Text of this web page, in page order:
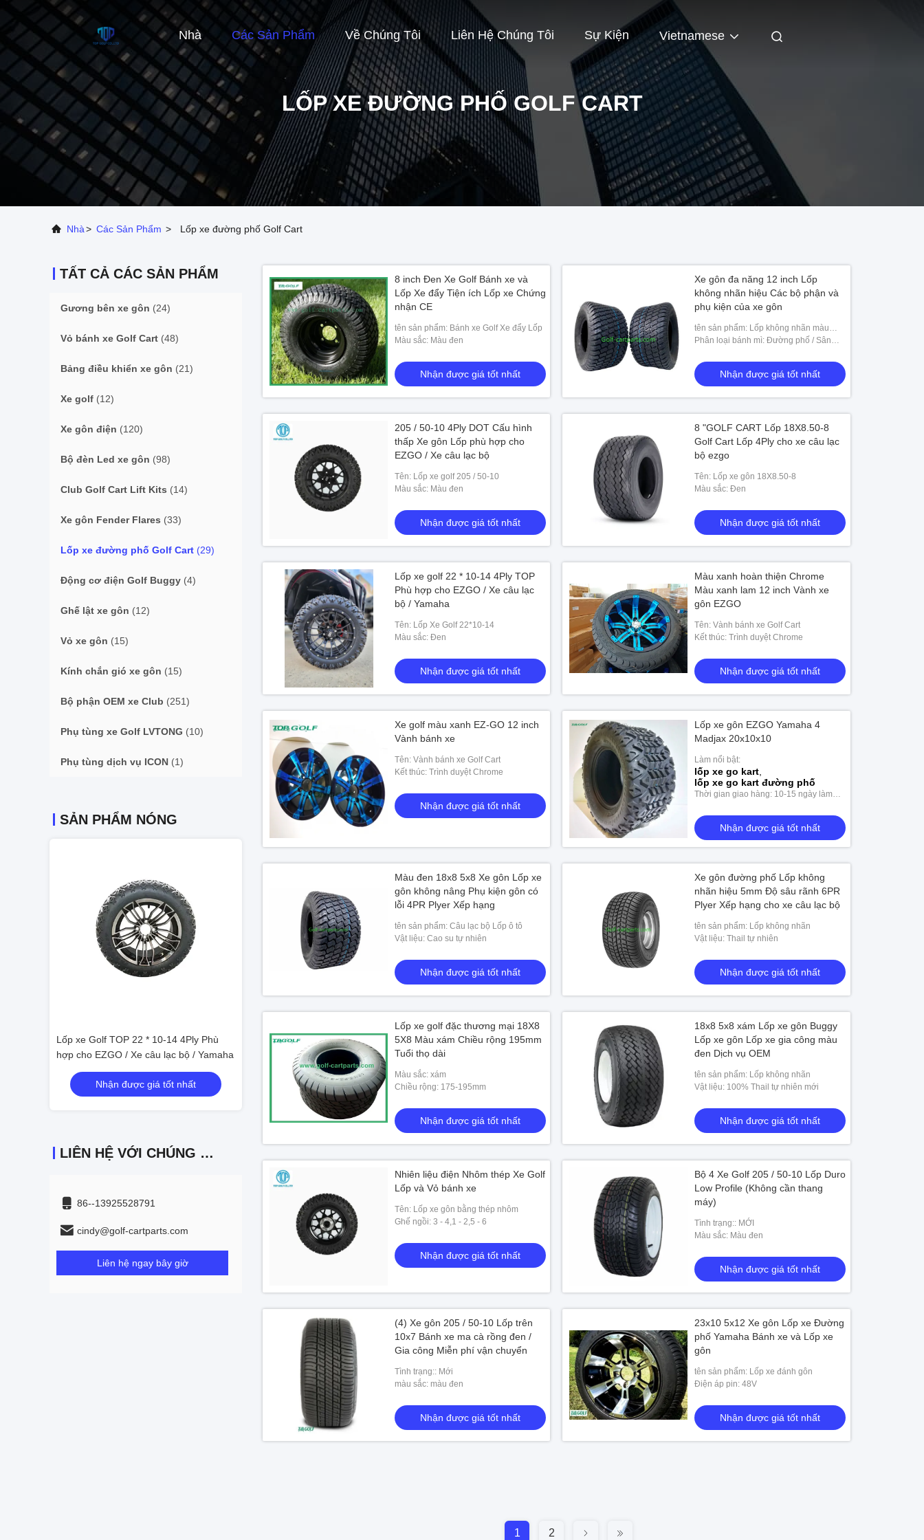
Nhà Các Sản Phẩm Về Chúng Tôi Liên Hệ Chúng Tôi Sự Kiện Vietnamese
LỐP XE ĐƯỜNG PHỐ GOLF CART
Nhà> Các Sản Phẩm > Lốp xe đường phố Golf Cart
TẤT CẢ CÁC SẢN PHẨM
Gương bên xe gôn (24)
Vỏ bánh xe Golf Cart (48)
Bảng điều khiển xe gôn (21)
Xe golf (12)
Xe gôn điện (120)
Bộ đèn Led xe gôn (98)
Club Golf Cart Lift Kits (14)
Xe gôn Fender Flares (33)
Lốp xe đường phố Golf Cart (29)
Động cơ điện Golf Buggy (4)
Ghế lật xe gôn (12)
Vỏ xe gôn (15)
Kính chắn gió xe gôn (15)
Bộ phận OEM xe Club (251)
Phụ tùng xe Golf LVTONG (10)
Phụ tùng dịch vụ ICON (1)
SẢN PHẨM NÓNG
Black TOP Golf Cart Tire 22x10-14
Wheel Kit 14x7 Alu Rim
Nhận được giá tốt nhất
Lốp xe Golf TOP 22 * ​​10-14 4Ply Phù
hợp cho EZGO / Xe câu lạc bộ / Yamaha
Nhận được giá tốt nhất
Black TOP Golf Cart Tire 22x10-14
Wheel Kit 14x7 Alu Rim
Nhận được giá tốt nhất
LIÊN HỆ VỚI CHÚNG TÔI
86--13925528791
cindy@golf-cartparts.com
Liên hệ ngay bây giờ
8 inch Đen Xe Golf Bánh xe và
Lốp Xe đẩy Tiện ích Lốp xe Chứng
nhận CE
tên sản phẩm: Bánh xe Golf Xe đẩy Lốp
Màu sắc: Màu đen
Nhận được giá tốt nhất
Xe gôn đa năng 12 inch Lốp
không nhãn hiệu Các bộ phận và
phụ kiện của xe gôn
tên sản phẩm: Lốp không nhãn màu
xám
Phân loại bánh mì: Đường phố / Sân
Nhận được giá tốt nhất
205 / 50-10 4Ply DOT Cấu hình
thấp Xe gôn Lốp phù hợp cho
EZGO / Xe câu lạc bộ
Tên: Lốp xe golf 205 / 50-10
Màu sắc: Màu đen
Nhận được giá tốt nhất
8 "GOLF CART Lốp 18X8.50-8
Golf Cart Lốp 4Ply cho xe câu lạc
bộ ezgo
Tên: Lốp xe gôn 18X8.50-8
Màu sắc: Đen
Nhận được giá tốt nhất
Lốp xe golf 22 * ​​10-14 4Ply TOP
Phù hợp cho EZGO / Xe câu lạc
bộ / Yamaha
Tên: Lốp Xe Golf 22*10-14
Màu sắc: Đen
Nhận được giá tốt nhất
Màu xanh hoàn thiện Chrome
Màu xanh lam 12 inch Vành xe
gôn EZGO
Tên: Vành bánh xe Golf Cart
Kết thúc: Trình duyệt Chrome
Nhận được giá tốt nhất
Xe golf màu xanh EZ-GO 12 inch
Vành bánh xe
Tên: Vành bánh xe Golf Cart
Kết thúc: Trình duyệt Chrome
Nhận được giá tốt nhất
Lốp xe gôn EZGO Yamaha 4
Madjax 20x10x10
Làm nổi bật:
lốp xe go kart
lốp xe go kart đường phố
Thời gian giao hàng: 10-15 ngày làm
Nhận được giá tốt nhất
Màu đen 18x8 5x8 Xe gôn Lốp xe
gôn không nâng Phụ kiện gôn có
lỗi 4PR Plyer Xếp hạng
tên sản phẩm: Câu lạc bộ Lốp ô tô
Vật liệu: Cao su tự nhiên
Nhận được giá tốt nhất
Xe gôn đường phố Lốp không
nhãn hiệu 5mm Độ sâu rãnh 6PR
Plyer Xếp hạng cho xe câu lạc bộ
tên sản phẩm: Lốp không nhãn
Vật liệu: Thail tự nhiên
Nhận được giá tốt nhất
Lốp xe golf đặc thương mại 18X8
5X8 Màu xám Chiều rộng 195mm
Tuổi thọ dài
Màu sắc: xám
Chiều rộng: 175-195mm
Nhận được giá tốt nhất
18x8 5x8 xám Lốp xe gôn Buggy
Lốp xe gôn Lốp xe gia công màu
đen Dịch vụ OEM
tên sản phẩm: Lốp không nhãn
Vật liệu: 100% Thail tự nhiên mới
Nhận được giá tốt nhất
Nhiên liệu điện Nhôm thép Xe Golf
Lốp và Vỏ bánh xe
Tên: Lốp xe gôn bằng thép nhôm
Ghế ngồi: 3 - 4,1 - 2,5 - 6
Nhận được giá tốt nhất
Bộ 4 Xe Golf 205 / 50-10 Lốp Duro
Low Profile (Không cần thang
máy)
Tình trạng:: MỚI
Màu sắc: Màu đen
Nhận được giá tốt nhất
(4) Xe gôn 205 / 50-10 Lốp trên
10x7 Bánh xe ma cà rồng đen /
Gia công Miễn phí vận chuyển
Tình trạng:: Mới
màu sắc: màu đen
Nhận được giá tốt nhất
23x10 5x12 Xe gôn Lốp xe Đường
phố Yamaha Bánh xe và Lốp xe
gôn
tên sản phẩm: Lốp xe đánh gôn
Điện áp pin: 48V
Nhận được giá tốt nhất
1 2